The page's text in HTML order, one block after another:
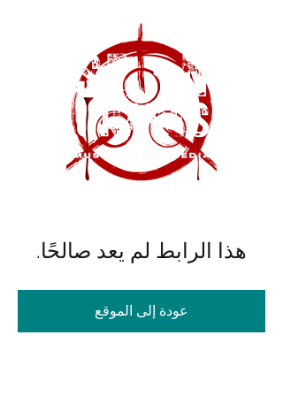
هذا الرابط لم يعد صالحًا.
عودة إلى الموقع